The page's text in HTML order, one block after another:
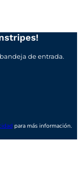
de entrada.
para más información.